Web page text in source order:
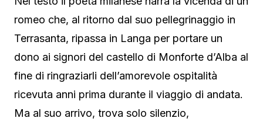
romeo che, al ritorno dal suo pellegrinaggio in
Terrasanta, ripassa in Langa per portare un
dono ai signori del castello di Monforte d’Alba al
fine di ringraziarli dell’amorevole ospitalità
ricevuta anni prima durante il viaggio di andata.
Ma al suo arrivo, trova solo silenzio,